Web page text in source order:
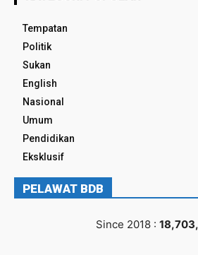
Tempatan
Politik
Sukan
English
Nasional
Umum
Pendidikan
Eksklusif
PELAWAT BDB
Since 2018 :